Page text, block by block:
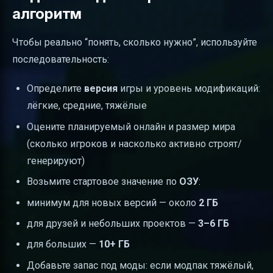
алгоритм
Чтобы реально “понять, сколько нужно”, используйте
последовательность:
Определите версия игры и уровень модификаций:
лёгкие, средние, тяжёлые
Оцените планируемый онлайн и размер мира
(сколько игроков и насколько активно строят/
генерируют)
Возьмите стартовое значение по ОЗУ:
минимум для новых версий — около 2 ГБ
для друзей и небольших проектов — 3–6 ГБ
для больших — 10+ ГБ
Добавьте запас под моды: если модпак тяжёлый,